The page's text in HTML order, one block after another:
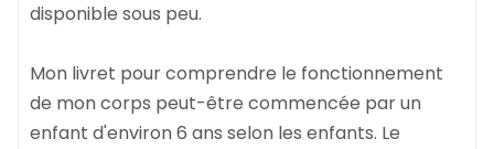
disponible sous peu.
Mon livret pour comprendre le fonctionnement
de mon corps peut-être commencée par un
enfant d'environ 6 ans selon les enfants. Le